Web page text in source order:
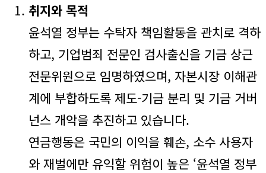
취지와 목적
윤석열 정부는 수탁자 책임활동을 관치로 격하
하고, 기업범죄 전문인 검사출신을 기금 상근
전문위원으로 임명하였으며, 자본시장 이해관
계에 부합하도록 제도-기금 분리 및 기금 거버
넌스 개악을 추진하고 있습니다.
연금행동은 국민의 이익을 훼손, 소수 사용자
와 재벌에만 유익할 위험이 높은 ‘윤석열 정부